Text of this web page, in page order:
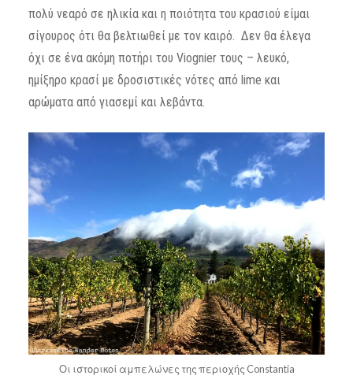
πολύ νεαρό σε ηλικία και η ποιότητα του κρασιού είμαι
σίγουρος ότι θα βελτιωθεί με τον καιρό. Δεν θα έλεγα
όχι σε ένα ακόμη ποτήρι του Viognier τους – λευκό,
ημίξηρο κρασί με δροσιστικές νότες από lime και
αρώματα από γιασεμί και λεβάντα.
Οι ιστορικοί αμπελώνες της περιοχής Constantia